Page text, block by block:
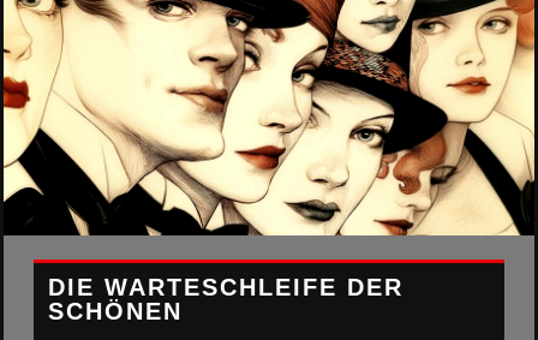
DIE WARTESCHLEIFE DER
SCHÖNEN